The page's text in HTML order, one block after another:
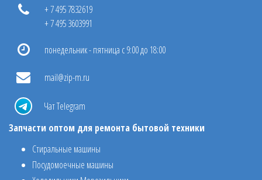
+ 7 495 7832619
+ 7 495 3603991
понедельник - пятница с 9:00 до 18:00
mail@zip-m.ru
Чат Telegram
Запчасти оптом для ремонта бытовой техники
Стиральные машины
Посудомоечные машины